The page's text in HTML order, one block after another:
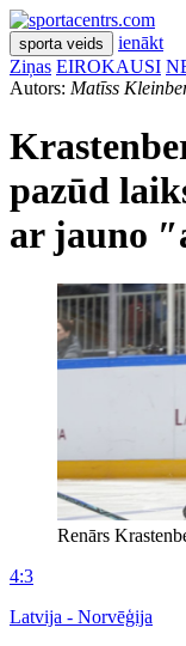
sporta veids
ienākt
Ziņas EIROKAUSI
Autors: Matīss
pazūd
ar jauno
Renārs
4:3
Latvija - Norvēģija